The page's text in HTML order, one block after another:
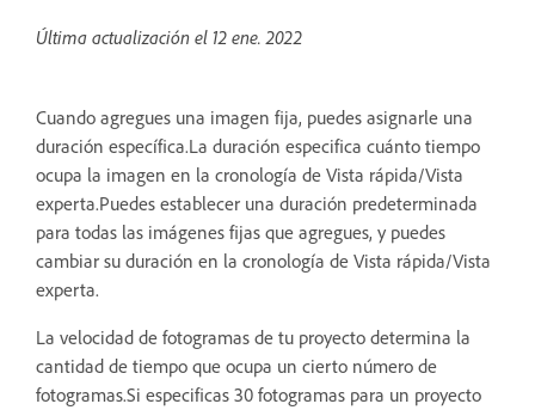
Última actualización el 12 ene. 2022
Cuando agregues una imagen fija, puedes asignarle una
duración específica.La duración especifica cuánto tiempo
ocupa la imagen en la cronología de Vista rápida/Vista
experta.Puedes establecer una duración predeterminada
para todas las imágenes fijas que agregues, y puedes
cambiar su duración en la cronología de Vista rápida/Vista
experta.
La velocidad de fotogramas de tu proyecto determina la
cantidad de tiempo que ocupa un cierto número de
fotogramas.Si especificas 30 fotogramas para un proyecto